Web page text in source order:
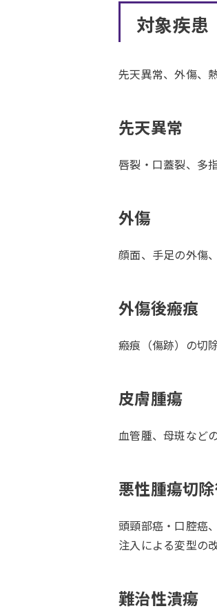
対象疾患
先天異常、外傷、
先天異常
唇裂・口蓋裂、多
外傷
顔面、手足の外傷
外傷後瘢痕
瘢痕（傷跡）の切
皮膚腫瘍
血管腫、母斑など
悪性腫瘍切
頭頸部癌・口腔癌
注入による変型の
難治性潰瘍